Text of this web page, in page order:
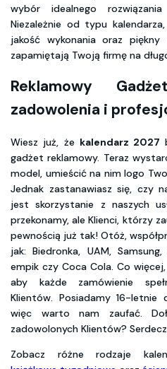
wybór idealnego
Niezależnie od typu
jakość wykonania oraz
zapamiętają Twoją firmę na
Reklamowy
zadowolenia i
Wiesz już, że kalendarz 2027
gadżet reklamowy. Teraz
model, umieścić na nim logo
Jednak zastanawiasz się, czy
jest skorzystanie z naszych
przekonamy, ale Klienci, którzy
pewnością już tak! Otóż,
jak: Biedronka, UAM,
empik czy Coca Cola. Co
aby każde zamówienie
Klientów. Posiadamy 16-
więc warto nam zaufać.
zadowolonych Klientów?
Zobacz różne rodzaje